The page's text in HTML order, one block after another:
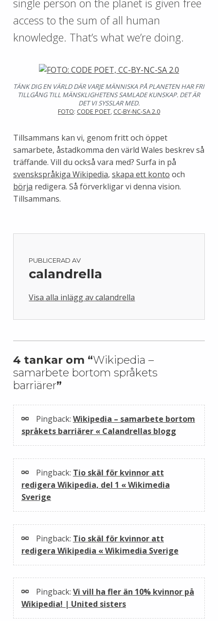
single person on the planet is given free
access to the sum of all human
knowledge. That’s what we’re doing.
TÄNK DIG EN VÄRLD DÄR VARJE MÄNNISKA PÅ PLANETEN HAR FRI
TILLGÅNG TILL MÄNSKLIGHETENS SAMLADE KUNSKAP. DET ÄR
DET VI SYSSLAR MED.
FOTO: CODE POET, CC-BY-NC-SA 2.0
Tillsammans kan vi, genom fritt och öppet
samarbete, åstadkomma den värld Wales beskrev så
träffande. Vill du också vara med? Surfa in på
svenskspråkiga Wikipedia, skapa ett konto och
börja redigera. Så förverkligar vi denna vision.
Tillsammans.
PUBLICERAD AV
calandrella
Visa alla inlägg av calandrella
Skip back to main navigation
4 tankar om “Wikipedia –
samarbete bortom språkets
barriärer”
Pingback: Wikipedia – samarbete bortom
språkets barriärer « Calandrellas blogg
Pingback: Tio skäl för kvinnor att
redigera Wikipedia, del 1 « Wikimedia
Sverige
Pingback: Tio skäl för kvinnor att
redigera Wikipedia « Wikimedia Sverige
Pingback: Vi vill ha fler än 10% kvinnor på
Wikipedia! | United sisters